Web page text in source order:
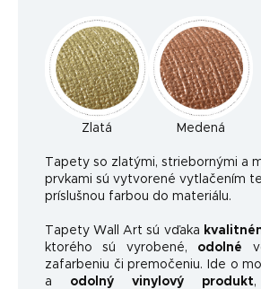
Zlatá Medená
Tapety so zlatými, striebornými a
prvkami sú vytvorené vytlačením
príslušnou farbou do materiálu.
Tapety Wall Art sú vďaka
ktorého sú vyrobené, odolné
zafarbeniu či premočeniu. Ide o
a odolný vinylový produkt,